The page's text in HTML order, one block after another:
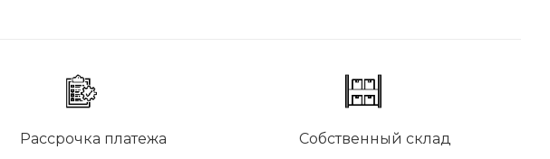
Рассрочка платежа Собственный склад